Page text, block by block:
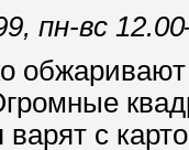
пн-вс
варят с